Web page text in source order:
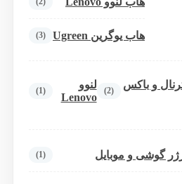
هاب یوگرین Ugreen (3)
و باکس
(2)
لنوو
Lenovo
(1)
گوشی و موبایل (1)